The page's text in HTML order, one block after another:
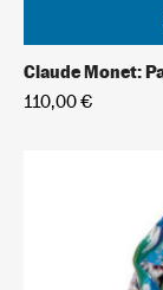
Claude Monet:
110,00 €